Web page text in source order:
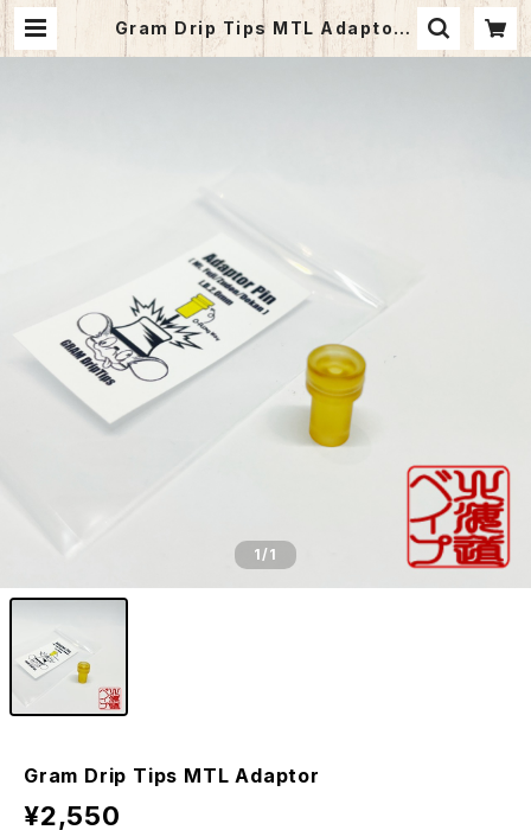
Gram Drip Tips MTL Adaptor |
vapehokkaido
1/1
Gram Drip Tips MTL Adaptor
¥2,550